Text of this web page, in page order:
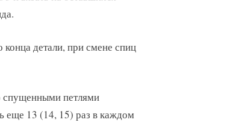
конца детали, при смене спиц
спущенными петлями
еще 13 (14, 15) раз в каждом